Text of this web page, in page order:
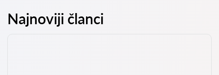
Najnoviji članci